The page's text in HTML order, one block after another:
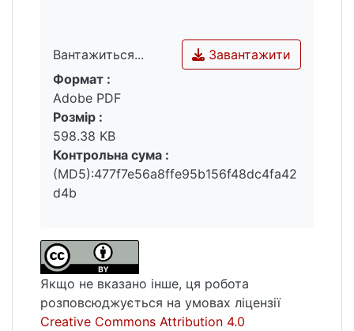
Вантажиться...
Вантажиться...
Завантажити
Формат :
Adobe PDF
Розмір :
598.38 KB
Контрольна сума :
(MD5):477f7e56a8ffe95b156f48dc4fa42
d4b
Якщо не вказано інше, ця робота
розповсюджується на умовах ліцензії
Creative Commons Attribution 4.0